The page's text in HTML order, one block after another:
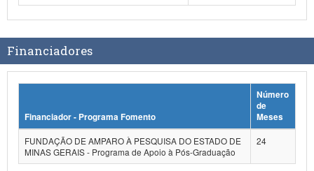
Financiadores
Financiador - Programa Fomento
Número
de
Meses
FUNDAÇÃO DE AMPARO À PESQUISA DO ESTADO DE
MINAS GERAIS - Programa de Apoio à Pós-Graduação
24